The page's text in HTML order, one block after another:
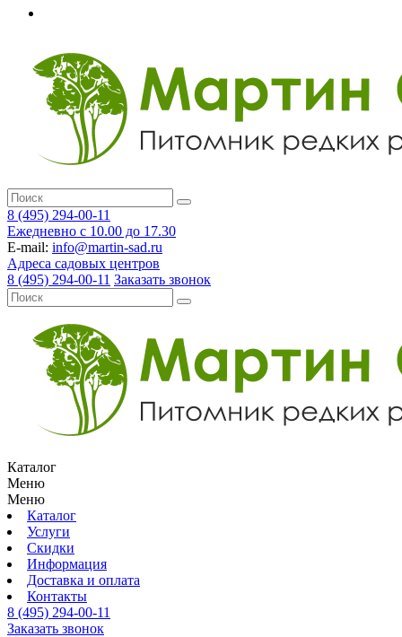
8 (495) 294-00-11
Ежедневно с 10.00 до 17.30
E-mail: info@martin-sad.ru
Адреса садовых центров
8 (495) 294-00-11 Заказать звонок
Каталог
Меню
Меню
Каталог
Услуги
Скидки
Информация
Доставка и оплата
Контакты
8 (495) 294-00-11
Заказать звонок